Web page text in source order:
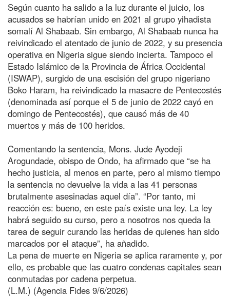
Según cuanto ha salido a la luz durante el juicio, los
acusados se habrían unido en 2021 al grupo yihadista
somalí Al Shabaab. Sin embargo, Al Shabaab nunca ha
reivindicado el atentado de junio de 2022, y su presencia
operativa en Nigeria sigue siendo incierta. Tampoco el
Estado Islámico de la Provincia de África Occidental
(ISWAP), surgido de una escisión del grupo nigeriano
Boko Haram, ha reivindicado la masacre de Pentecostés
(denominada así porque el 5 de junio de 2022 cayó en
domingo de Pentecostés), que causó más de 40
muertos y más de 100 heridos.
Comentando la sentencia, Mons. Jude Ayodeji
Arogundade, obispo de Ondo, ha afirmado que “se ha
hecho justicia, al menos en parte, pero al mismo tiempo
la sentencia no devuelve la vida a las 41 personas
brutalmente asesinadas aquel día”. “Por tanto, mi
reacción es: bueno, en este país existe una ley. La ley
habrá seguido su curso, pero a nosotros nos queda la
tarea de seguir curando las heridas de quienes han sido
marcados por el ataque”, ha añadido.
La pena de muerte en Nigeria se aplica raramente y, por
ello, es probable que las cuatro condenas capitales sean
conmutadas por cadena perpetua.
(L.M.) (Agencia Fides 9/6/2026)